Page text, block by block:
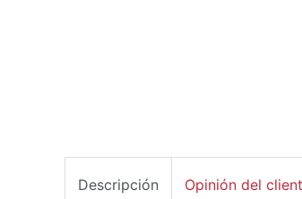
Descripción Opinión del